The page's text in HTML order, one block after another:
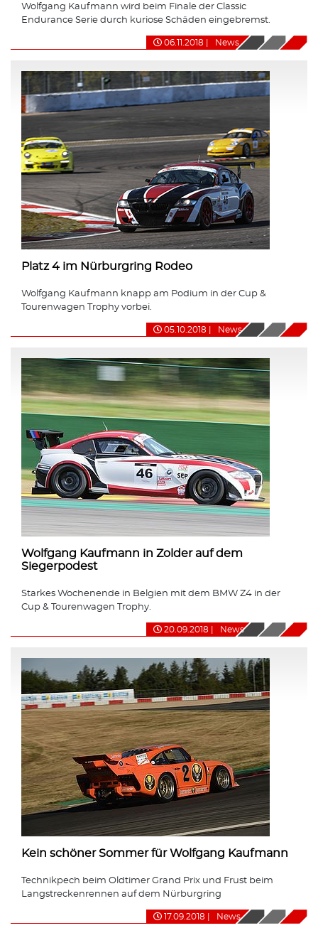
Wolfgang Kaufmann wird beim Finale der Classic
Endurance Serie durch kuriose Schäden eingebremst.
06.11.2018 News
Platz 4 im Nürburgring Rodeo
Wolfgang Kaufmann knapp am Podium in der Cup &
Tourenwagen Trophy vorbei.
05.10.2018 News
Wolfgang Kaufmann in Zolder auf dem
Siegerpodest
Starkes Wochenende in Belgien mit dem BMW Z4 in der
Cup & Tourenwagen Trophy.
20.09.2018 News
Kein schöner Sommer für Wolfgang Kaufmann
Technikpech beim Oldtimer Grand Prix und Frust beim
Langstreckenrennen auf dem Nürburgring
17.09.2018 News